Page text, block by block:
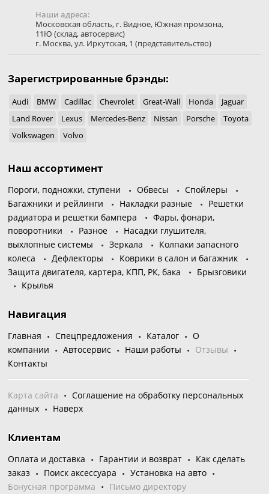
Наши адреса:
Московская область, г. Видное, Южная промзона,
11Ю (склад, автосервис)
г. Москва,ул. Иркутская, 1 (представительство)
Зарегистрированные брэнды:
Audi BMW Cadillac Chevrolet Great-Wall Honda
Jaguar
Land Rover
Lexus Mercedes-Benz Nissan Porsche
Toyota
Volkswagen
Volvo
Наш ассортимент
Пороги, подножки, ступени Обвесы
Спойлеры
Багажники и рейлинги
Накладки разные
Решетки
радиатора и решетки бампера
Фары, фонари,
поворотники
Разное
Насадки глушителя,
выхлопные системы
Зеркала
Колпаки запасного
колеса
Дефлекторы
Коврики в салон и багажник
Защита двигателя, картера, КПП, РК, бака
Брызговики
Крылья
Навигация
Главная Спецпредложения Каталог
О
компании
Автосервис Наши работы
Отзывы
Контакты
Карта сайта
Соглашение на обработку персональных
данных
Наверх
Клиентам
Оплата и доставка Гарантии и возврат
Как сделать
заказ
Поиск аксессуара
Установка на авто
Бонусная программа
Письмо директору